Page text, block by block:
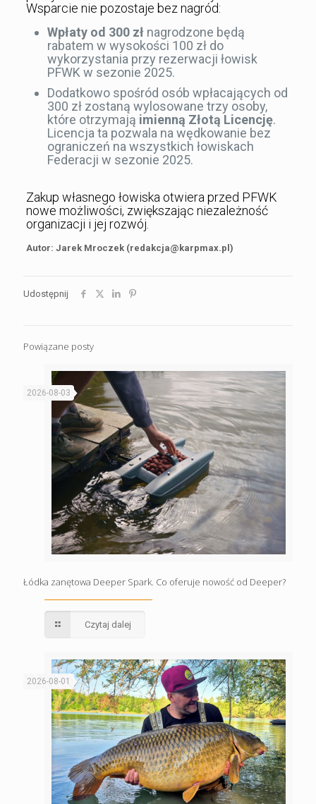
Wsparcie nie pozostaje bez nagród:
Wpłaty od 300 złnagrodzone będą
rabatem w wysokości 100 zł do
wykorzystania przy rezerwacji łowisk
PFWK w sezonie 2025.
Dodatkowo spośród osób wpłacających od
300 zł zostaną wylosowane trzy osoby,
które otrzymają imienną Złotą Licencję.
Licencja ta pozwala na wędkowanie bez
ograniczeń na wszystkich łowiskach
Federacji w sezonie 2025.
Zakup własnego łowiska otwiera przed PFWK
nowe możliwości, zwiększając niezależność
organizacji i jej rozwój.
Autor: Jarek Mroczek (redakcja@karpmax.pl)
Udostępnij
Powiązane posty
2026-08-03
Łódka zanętowa Deeper Spark. Co oferuje nowość od Deeper?
Czytaj dalej
2026-08-01